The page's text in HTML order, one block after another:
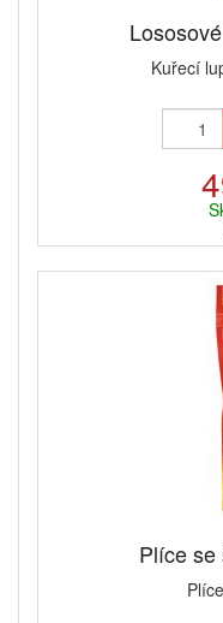
Kuřecí
Plíce se